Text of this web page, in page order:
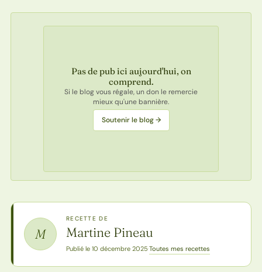
Pas de pub ici aujourd'hui, on
comprend.
Si le blog vous régale, un don le remercie
mieux qu'une bannière.
Soutenir le blog →
M
RECETTE DE
Martine Pineau
Publié le 10 décembre 2025·Toutes mes recettes